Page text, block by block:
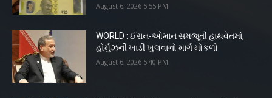
August 6, 2026 5:55 PM
WORLD : ઈરાન-ઓમાન સમજૂતી હાથવેંતમાં,
હોર્મુઝની ખાડી ખુલવાનો માર્ગ મોકળો
August 6, 2026 5:40 PM